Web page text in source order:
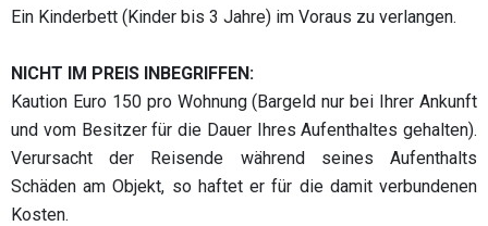
Ein Kinderbett (Kinder bis 3 Jahre) im Voraus zu verlangen.
NICHT IM PREIS INBEGRIFFEN:
Kaution Euro 150 pro Wohnung (Bargeld nur bei Ihrer Ankunft
und vom Besitzer für die Dauer Ihres Aufenthaltes gehalten).
Verursacht der Reisende während seines Aufenthalts
Schäden am Objekt, so haftet er für die damit verbundenen
Kosten.